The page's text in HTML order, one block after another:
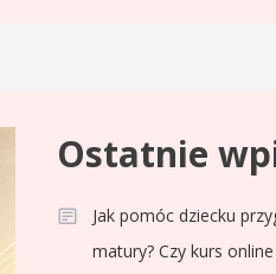
Ostatnie
Jak pomóc dziecku
matury? Czy kurs